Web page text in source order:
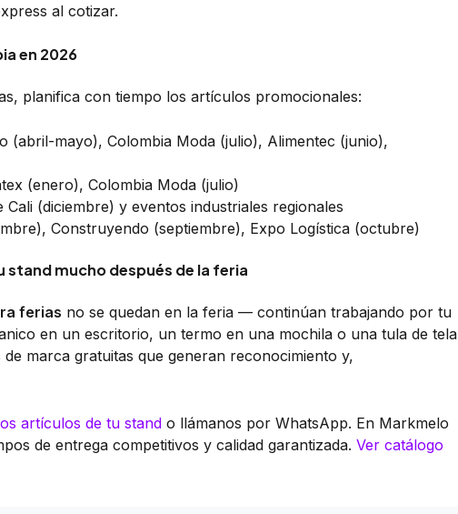
al cotizar.
en 2026
planifica con tiempo los artículos promocionales:
(abril-mayo), Colombia Moda (julio), Alimentec (junio),
(enero), Colombia Moda (julio)
Cali (diciembre) y eventos industriales regionales
Construyendo (septiembre), Expo Logística (octubre)
mucho después de la feria
ferias no se quedan en la feria — continúan trabajando por tu
en un escritorio, un termo en una mochila o una tula de tela
marca gratuitas que generan reconocimiento y,
artículos de tu stand o llámanos por WhatsApp. En Markmelo
de entrega competitivos y calidad garantizada. Ver catálogo